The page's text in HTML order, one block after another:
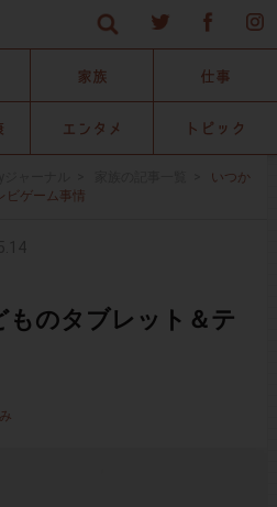
いつか
ビゲーム事情
ものタブレット＆テ